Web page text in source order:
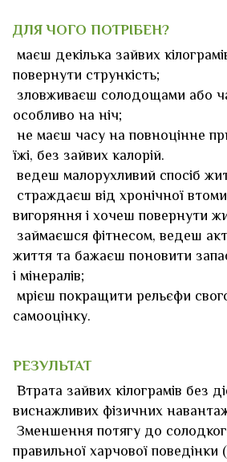
ДЛЯ ЧОГО ПОТРІБЕН?
маєш декілька зайвих
повернути стрункість;
зловживаєш солодощами або
особливо на ніч;
не маєш часу на повноцінне
їжі, без зайвих калорій.
ведеш малорухливий спосіб
страждаєш від хронічної
вигоряння і хочеш повернути
займаєшся фітнесом, ведеш
життя та бажаєш поновити
і мінералів;
мрієш покращити рельєфи
самооцінку.
РЕЗУЛЬТАТ
Втрата зайвих кілограмів без
виснажливих фізичних
Зменшення потягу до
правильної харчової поведінки